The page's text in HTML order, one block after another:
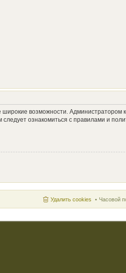
широкие возможности. Администратором
ознакомиться с правилами и
Часовой
Удалить cookies